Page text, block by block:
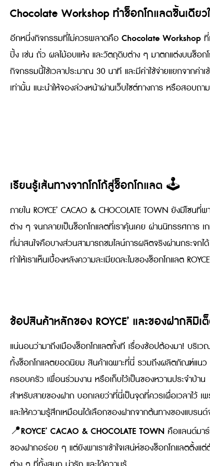
Chocolate Workshop ทำช็อกโกแลตชิ้นเดียว
อีกหนึ่งกิจกรรมที่ไม่ควรพลาดคือ Chocolate Workshop
ปิ้ง เช่น ถั่ว ผลไม้อบแห้ง และวัตถุดิบต่าง ๆ มาตกแต่งบนช็อ
กิจกรรมนี้ใช้เวลาประมาณ 30 นาที และมีค่าใช้จ่ายแยกจากค่า
เท่านั้น แนะนำให้จองล่วงหน้าผ่านเว็บไซต์ทางการ หรือสอบถ
เรียนรู้เส้นทางจากโกโก้สู่ช็อกโกแลต 🕹
ภายใน ROYCE’ CACAO & CHOCOLATE TOWN ยังมีโซน
ต่าง ๆ จนกลายเป็นช็อกโกแลตที่เราคุ้นเคย ผ่านนิทรรศการ
ที่น่าสนใจคือบางส่วนสามารถชมไลน์การผลิตจริงผ่านกระจกไ
ทำให้เราเห็นเบื้องหลังความละเมียดละไมของช็อกโกแลต
ช้อปสินค้าหลักของ ROYCE’ และของฝากลิมิเ
แน่นอนว่ามาถึงเมืองช็อกโกแลตทั้งที เรื่องช้อปต้องมา! บริเว
ทั้งช็อกโกแลตยอดนิยม สินค้าเฉพาะที่นี่ รวมถึงผลิตภัณฑ์แนว
ครอบครัว เพื่อนร่วมงาน หรือเก็บไว้เป็นของหวานประจำบ้าน
สำหรับสายของฝาก บอกเลยว่าที่นี่เป็นจุดที่ควรเผื่อเวลาไว้ เ
และให้ความรู้สึกเหมือนได้เลือกของฝากจากต้นทางของแบรน
📍ROYCE’ CACAO & CHOCOLATE TOWN คือแลนด์มา
ของฝากอร่อย ๆ แต่ยังพาเราเข้าใจเสน่ห์ของช็อกโกแลตตั้งแ